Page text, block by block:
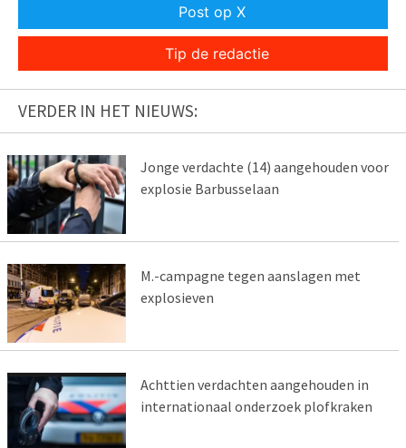
Post op X
Tip de redactie
VERDER IN HET NIEUWS:
Jonge verdachte (14) aangehouden voor
explosie Barbusselaan
M.-campagne tegen aanslagen met
explosieven
Achttien verdachten aangehouden in
internationaal onderzoek plofkraken